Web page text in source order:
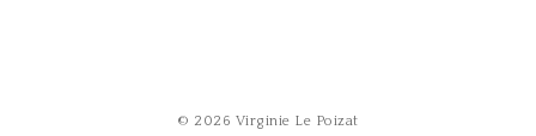
© 2026 Virginie Le Poizat